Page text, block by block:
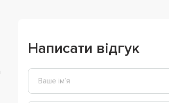
Написати відгук